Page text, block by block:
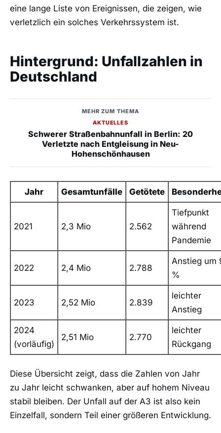
eine lange Liste von Ereignissen, die zeigen, wie
verletzlich ein solches Verkehrssystem ist.
Hintergrund: Unfallzahlen in
Deutschland
MEHR ZUM THEMA
AKTUELLES
Schwerer Straßenbahnunfall in Berlin: 20
Verletzte nach Entgleisung in Neu-
Hohenschönhausen
Jahr Gesamtunfälle Getötete
2021 2,3 Mio 2.562
Tiefpunkt
während
Pandemie
2022 2,4 Mio 2.788
Anstieg um
%
2023 2,52 Mio 2.839
leichter
Anstieg
2024
(vorläufig)
2,51 Mio 2.770
leichter
Rückgang
Diese Übersicht zeigt, dass die Zahlen von Jahr
zu Jahr leicht schwanken, aber auf hohem Niveau
stabil bleiben. Der Unfall auf der A3 ist also kein
Einzelfall, sondern Teil einer größeren Entwicklung.